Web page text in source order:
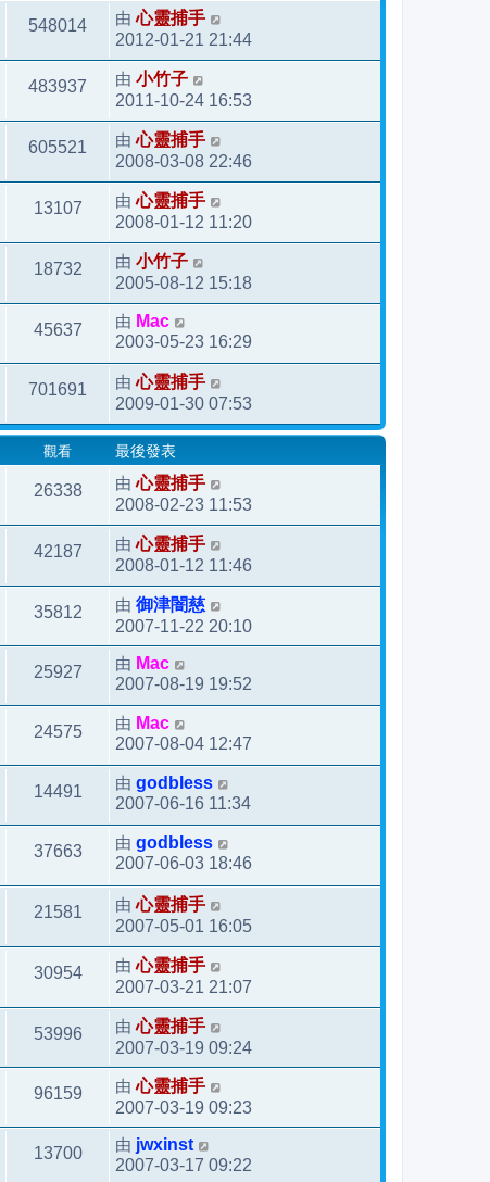
548014 由心靈捕手
2012-01-21 21:44
483937 由 小竹子
2011-10-24 16:53
605521 由心靈捕手
2008-03-08 22:46
13107 由心靈捕手
2008-01-12 11:20
18732 由 小竹子
2005-08-12 15:18
45637 由 Mac
2003-05-23 16:29
701691 由心靈捕手
2009-01-30 07:53
觀看 最後發表
26338 由心靈捕手
2008-02-23 11:53
42187 由心靈捕手
2008-01-12 11:46
35812 由 御津闇慈
2007-11-22 20:10
25927 由 Mac
2007-08-19 19:52
24575 由 Mac
2007-08-04 12:47
14491 由 godbless
2007-06-16 11:34
37663 由 godbless
2007-06-03 18:46
21581 由心靈捕手
2007-05-01 16:05
30954 由心靈捕手
2007-03-21 21:07
53996 由心靈捕手
2007-03-19 09:24
96159 由心靈捕手
2007-03-19 09:23
13700 由 jwxinst
2007-03-17 09:22